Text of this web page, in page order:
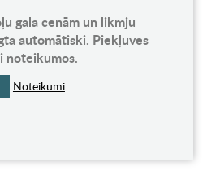
gala cenām un likmju
automātiski. Piekļuves
noteikumos.
Noteikumi